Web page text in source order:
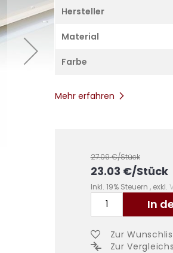
Hersteller
Material
Farbe
Mehr erfahren
27.09€/Stück
23.03 €/Stück
Inkl. 19% Steuern , exkl.
In
Zur
Zur